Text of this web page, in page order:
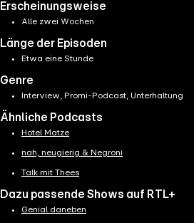
Erscheinungsweise
Alle zwei Wochen
Länge der Episoden
Etwa eine Stunde
Genre
Interview, Promi-Podcast, Unterhaltung
Ähnliche Podcasts
Hotel Matze
nah, neugierig & Negroni
Talk mit Thees
Dazu passende Shows auf RTL+
Genial daneben